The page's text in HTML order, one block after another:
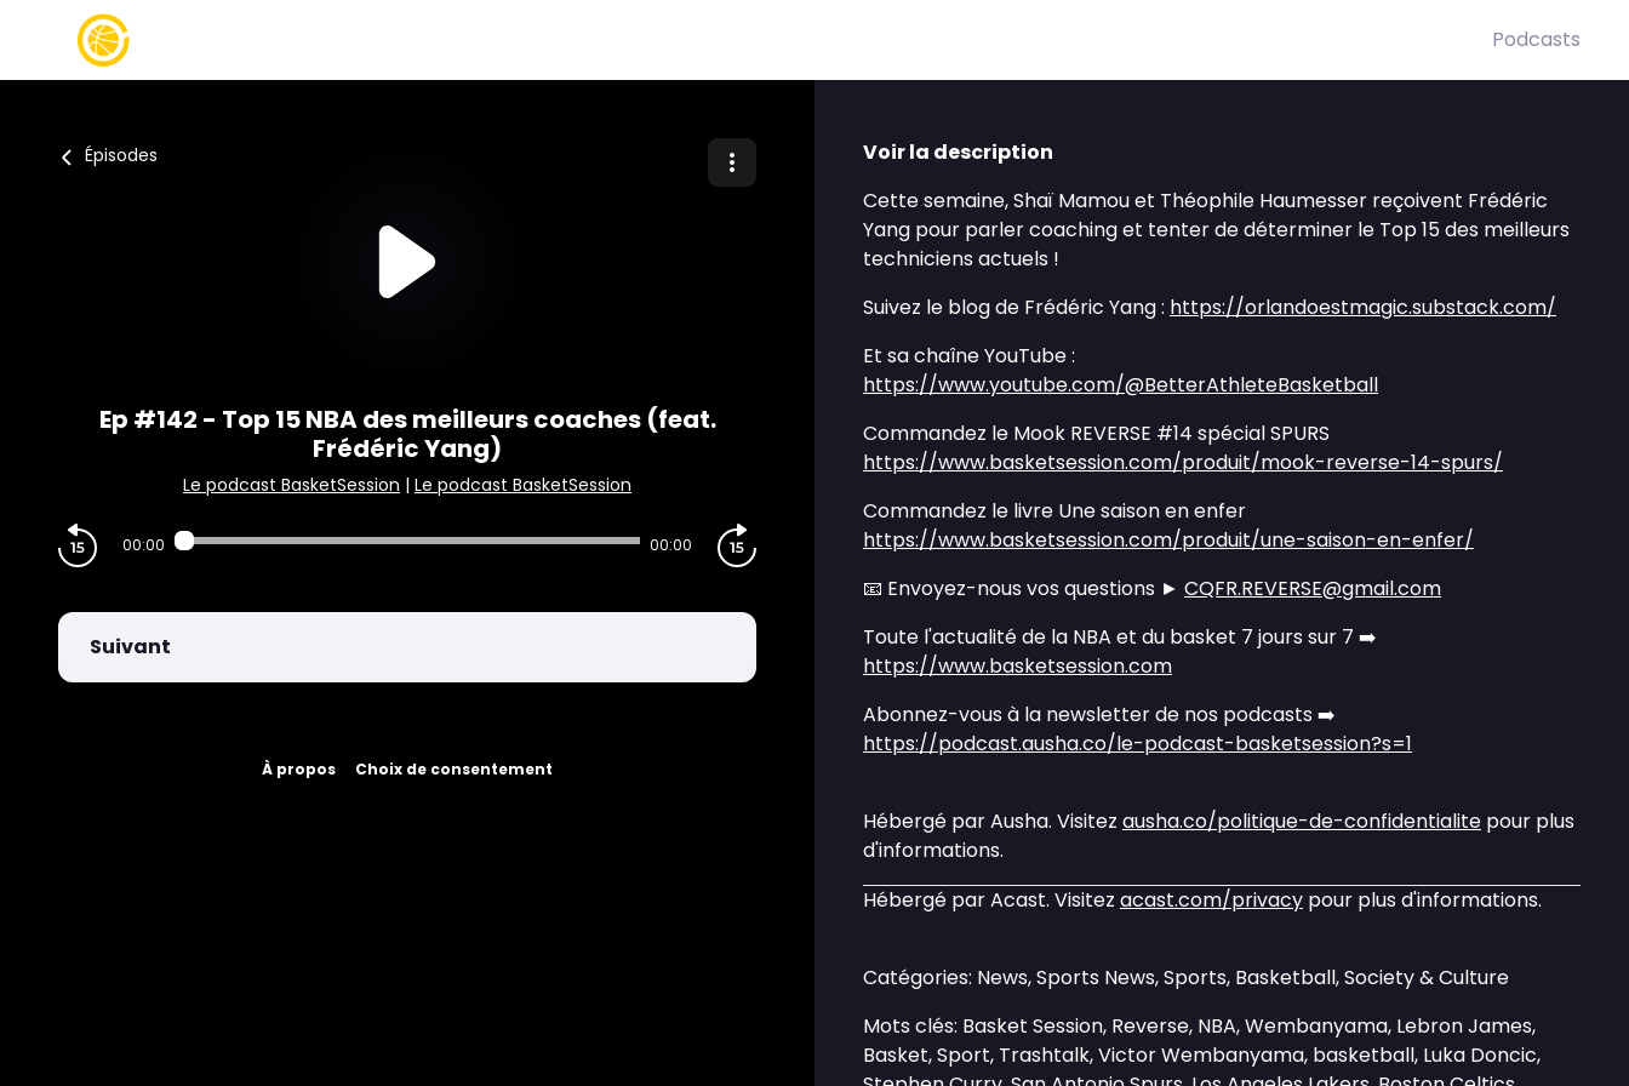
Podcasts
Épisodes
Ep #142 - Top 15 NBA des meilleurs coaches (feat.
Frédéric Yang)
Le podcast BasketSession | Le podcast BasketSession
00:00 00:00
Suivant
À propos Choix de consentement
Voir la description
Cette semaine, Shaï Mamou et Théophile Haumesser reçoivent Frédéric
Yang pour parler coaching et tenter de déterminer le Top 15 des meilleurs
techniciens actuels !
Suivez le blog de Frédéric Yang : https://orlandoestmagic.substack.com/
Et sa chaîne YouTube :
https://www.youtube.com/@BetterAthleteBasketball
Commandez le Mook REVERSE #14 spécial SPURS
https://www.basketsession.com/produit/mook-reverse-14-spurs/
Commandez le livre Une saison en enfer
https://www.basketsession.com/produit/une-saison-en-enfer/
📧 Envoyez-nous vos questions ► CQFR.REVERSE@gmail.com
Toute l'actualité de la NBA et du basket 7 jours sur 7 ➡️
https://www.basketsession.com
Abonnez-vous à la newsletter de nos podcasts ➡️
https://podcast.ausha.co/le-podcast-basketsession?s=1
Hébergé par Ausha. Visitez ausha.co/politique-de-confidentialite pour plus
d'informations.
Hébergé par Acast. Visitez acast.com/privacy pour plus d'informations.
Catégories: News, Sports News, Sports, Basketball, Society & Culture
Mots clés: Basket Session, Reverse, NBA, Wembanyama, Lebron James,
Basket, Sport, Trashtalk, Victor Wembanyama, basketball, Luka Doncic,